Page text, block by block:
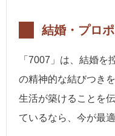
結婚・プロ
「7007」は、結婚を
の精神的な結びつき
生活が築けることを
ているなら、今が最